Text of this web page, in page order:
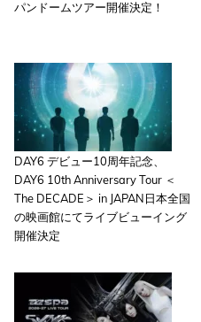
パンドームツアー開催決定！
DAY6 デビュー10周年記念、
DAY6 10th Anniversary Tour ＜
The DECADE＞ in JAPAN日本全国
の映画館にてライブビューイング
開催決定